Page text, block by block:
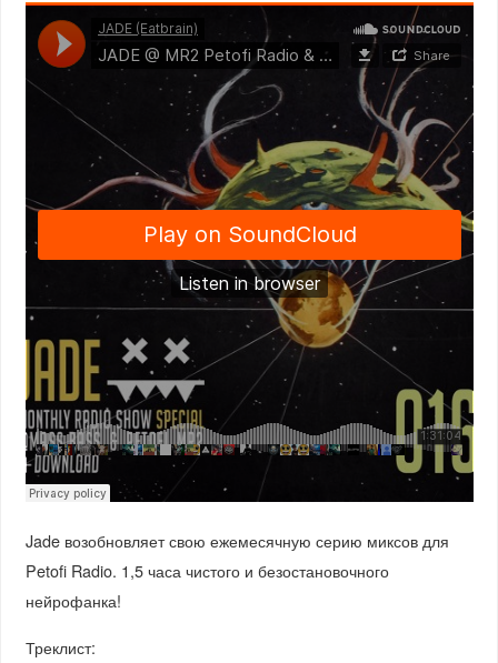
Jade возобновляет свою ежемесячную серию миксов для
Petofi Radio. 1,5 часа чистого и безостановочного
нейрофанка!
Треклист: